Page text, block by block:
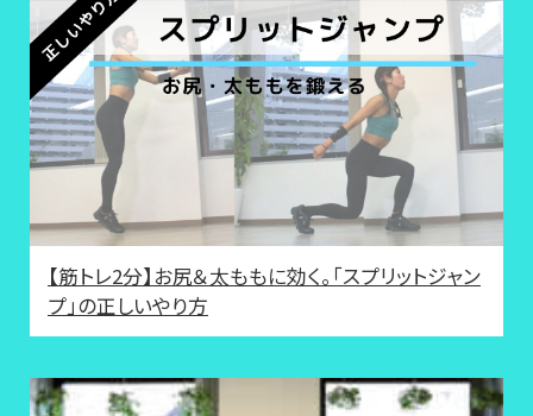
【筋トレ2分】お尻＆太ももに効く。「スプリットジャン
プ」の正しいやり方